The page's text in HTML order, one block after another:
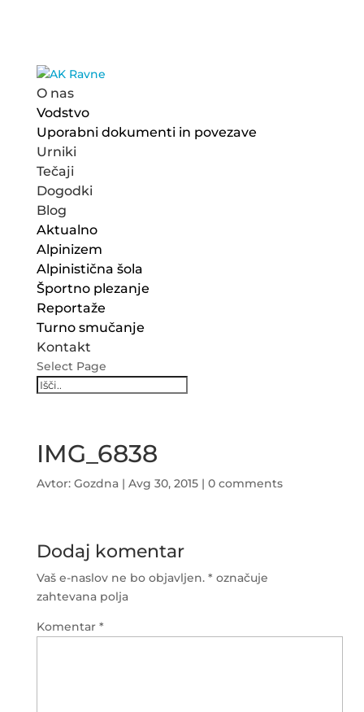
O nas
Vodstvo
Uporabni dokumenti in povezave
Urniki
Tečaji
Dogodki
Blog
Aktualno
Alpinizem
Alpinistična šola
Športno plezanje
Reportaže
Turno smučanje
Kontakt
Select Page
IMG_6838
Avtor: Gozdna| Avg 30, 2015| 0 comments
Dodaj komentar
Vaš e-naslov ne bo objavljen. * označuje
zahtevana polja
Komentar *